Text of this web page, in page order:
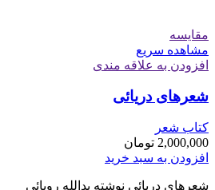
مقایسه
مشاهده سریع
افزودن به علاقه مندی
شعرهای دریائی
کتاب شعر
2,000,000 تومان
افزودن به سبد خرید
شعرهای دریائی نوشته یدالله رویائی